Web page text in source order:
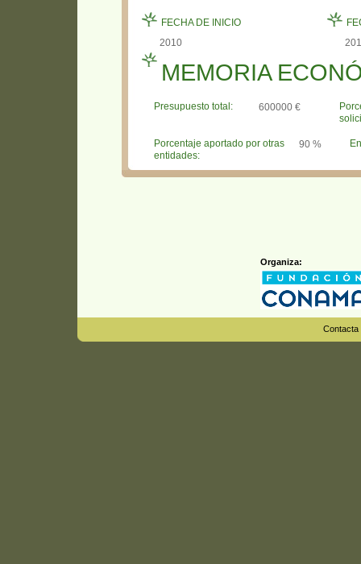
FECHA DE INICIO
2010
MEMORIA
Presupuesto total: 600000 €
Porcentaje aportado por otras
entidades:
90 %
Organiza:
Contacta